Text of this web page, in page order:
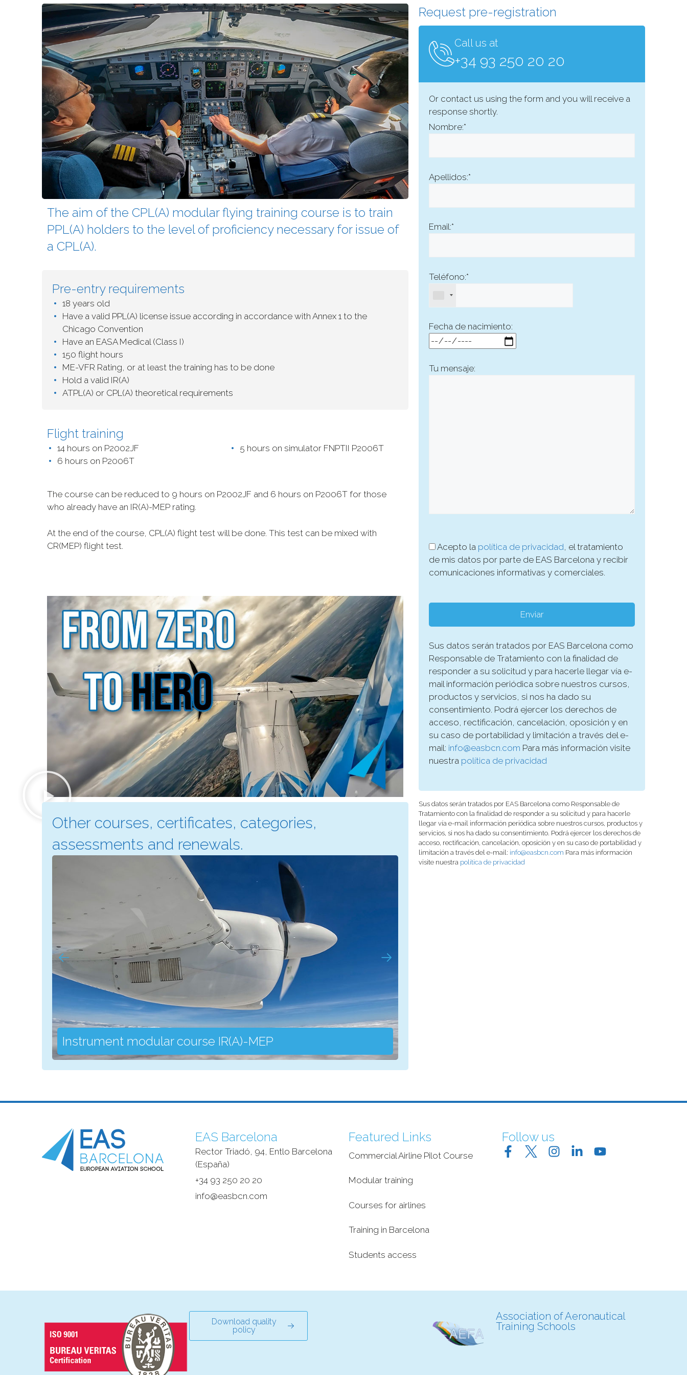
The aim of the CPL(A) modular flying training course is to train
PPL(A) holders to the level of proficiency necessary for issue of
a CPL(A).
Pre-entry requirements
18 years old
Have a valid PPL(A) license issue according in accordance with Annex 1 to the
Chicago Convention
Have an EASA Medical (Class I)
150 flight hours
ME-VFR Rating, or at least the training has to be done
Hold a valid IR(A)
ATPL(A) or CPL(A) theoretical requirements
Flight training
14 hours on P2002JF
6 hours on P2006T
5 hours on simulator FNPTII P2006T
The course can be reduced to 9 hours on P2002JF and 6 hours on P2006T for those
who already have an IR(A)-MEP rating.
At the end of the course, CPL(A) flight test will be done. This test can be mixed with
CR(MEP) flight test.
Other courses, certificates, categories,
assessments and renewals.
Instrument modular course IR(A)-MEP
Request pre-registration
Call us at
+34 93 250 20 20
Or contact us using the form and you will receive a
response shortly.
Nombre:*
Apellidos:*
Email:*
Teléfono:*
Fecha de nacimiento:
Tu mensaje:
Acepto la política de privacidad, el tratamiento
de mis datos por parte de EAS Barcelona y recibir
comunicaciones informativas y comerciales.
Sus datos serán tratados por EAS Barcelona como
Responsable de Tratamiento con la finalidad de
responder a su solicitud y para hacerle llegar vía e-
mail información periódica sobre nuestros cursos,
productos y servicios, si nos ha dado su
consentimiento. Podrá ejercer los derechos de
acceso, rectificación, cancelación, oposición y en
su caso de portabilidad y limitación a través del e-
mail: info@easbcn.com Para más información visite
nuestra política de privacidad
Sus datos serán tratados por EAS Barcelona como Responsable de
Tratamiento con la finalidad de responder a su solicitud y para hacerle
llegar vía e-mail información periódica sobre nuestros cursos, productos y
servicios, si nos ha dado su consentimiento. Podrá ejercer los derechos de
acceso, rectificación, cancelación, oposición y en su caso de portabilidad y
limitación a través del e-mail: info@easbcn.com Para más información
visite nuestra política de privacidad
EAS Barcelona
Rector Triadó, 94, Entlo Barcelona
(España)‎
+34 93 250 20 20
info@easbcn.com
Featured Links
Commercial Airline Pilot Course
Modular training
Courses for airlines
Training in Barcelona
Students access
Follow us
Download quality
policy
Association of Aeronautical
Training Schools